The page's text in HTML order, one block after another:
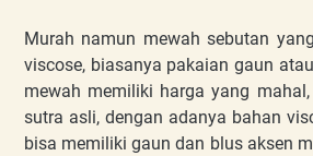
Murah namun mewah sebutan
viscose, biasanya pakaian gaun
mewah memiliki harga yang
sutra asli, dengan adanya bahan
bisa memiliki gaun dan blus aksen